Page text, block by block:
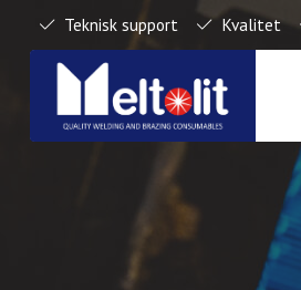
Teknisk support Kvalitet